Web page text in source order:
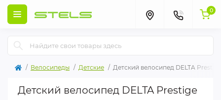
0
Велосипеды Детские Детский велосипед DELTA
Детский велосипед DELTA Prestige